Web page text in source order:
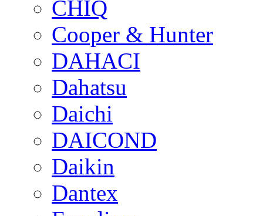
CHIQ
Cooper & Hunter
DAHACI
Dahatsu
Daichi
DAICOND
Daikin
Dantex